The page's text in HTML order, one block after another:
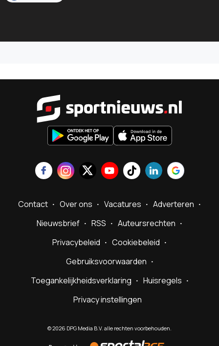
Contact Over ons Vacatures
Adverteren
Nieuwsbrief
RSS
Auteursrechten
Privacybeleid
Cookiebeleid
Gebruiksvoorwaarden
Toegankelijkheidsverklaring
Huisregels
Privacy instellingen
©2026 DPG Media B.V. alle rechten voorbehouden.
by